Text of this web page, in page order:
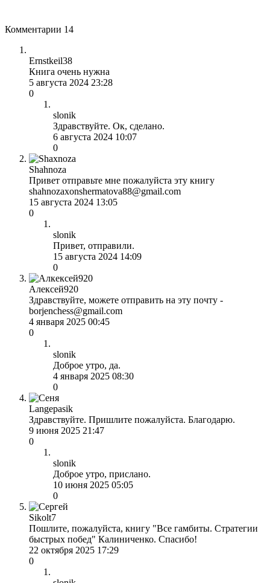
Комментарии 14
Ernstkeil38
Книга очень нужна
5 августа 2024 23:28
0
slonik
Здравствуйте. Ок, сделано.
6 августа 2024 10:07
0
Shahnoza
Привет отправьте мне пожалуйста эту книгу
shahnozaxonshermatova88@gmail.com
15 августа 2024 13:05
0
slonik
Привет, отправили.
15 августа 2024 14:09
0
Алексей920
Здравствуйте, можете отправить на эту почту -
borjenchess@gmail.com
4 января 2025 00:45
0
slonik
Доброе утро, да.
4 января 2025 08:30
0
Langepasik
Здравствуйте. Пришлите пожалуйста. Благодарю.
9 июня 2025 21:47
0
slonik
Доброе утро, прислано.
10 июня 2025 05:05
0
Sikolt7
Пошлите, пожалуйста, книгу "Все гамбиты. Стратегии
быстрых побед" Калиниченко. Спасибо!
22 октября 2025 17:29
0